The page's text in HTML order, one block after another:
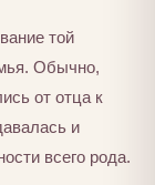
той
Обычно,
от отца к
и
всего рода.